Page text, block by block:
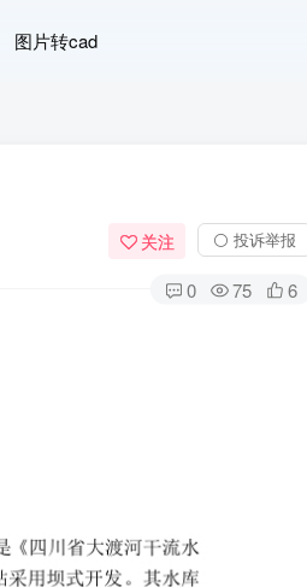
图片转cad
关注 ⚪ 投诉举报
0 75 6